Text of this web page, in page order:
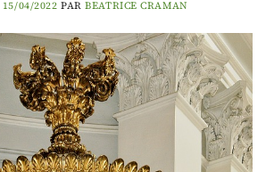
15/04/2022 PARBEATRICE CRAMAN